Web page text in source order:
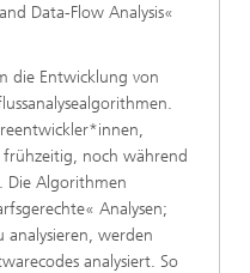
Data-Flow Analysis«
die Entwicklung von
noch während
Die Algorithmen
Analysen;
werden
analysiert. So